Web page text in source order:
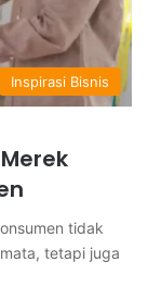
Inspirasi Bisnis
tidak
tetapi juga